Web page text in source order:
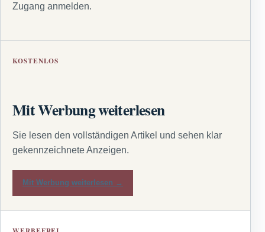
Zugang anmelden.
KOSTENLOS
Mit Werbung weiterlesen
Sie lesen den vollständigen Artikel und sehen klar
gekennzeichnete Anzeigen.
Mit Werbung weiterlesen →